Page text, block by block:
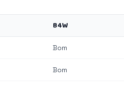
B4W
Bom
Bom